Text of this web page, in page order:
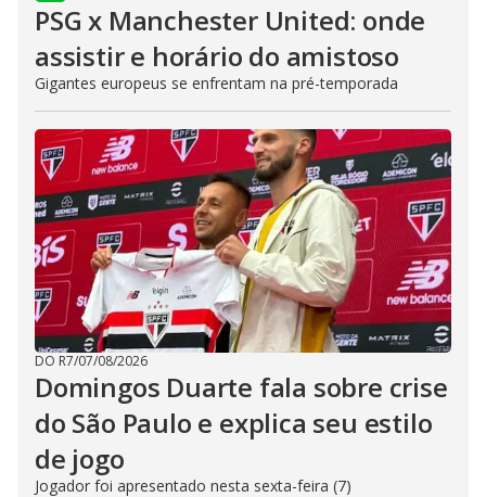
PSG x Manchester United: onde
assistir e horário do amistoso
Gigantes europeus se enfrentam na pré-temporada
DO R7/07/08/2026
Domingos Duarte fala sobre crise
do São Paulo e explica seu estilo
de jogo
Jogador foi apresentado nesta sexta-feira (7)